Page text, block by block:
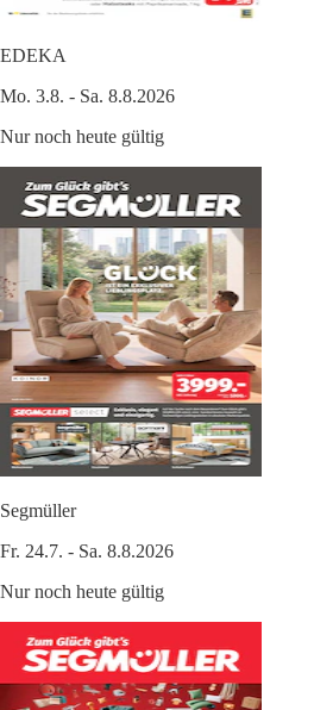
EDEKA
Mo. 3.8. - Sa. 8.8.2026
Nur noch heute gültig
Segmüller
Fr. 24.7. - Sa. 8.8.2026
Nur noch heute gültig